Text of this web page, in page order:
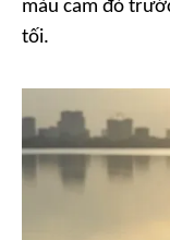
màu cam đỏ
tối.